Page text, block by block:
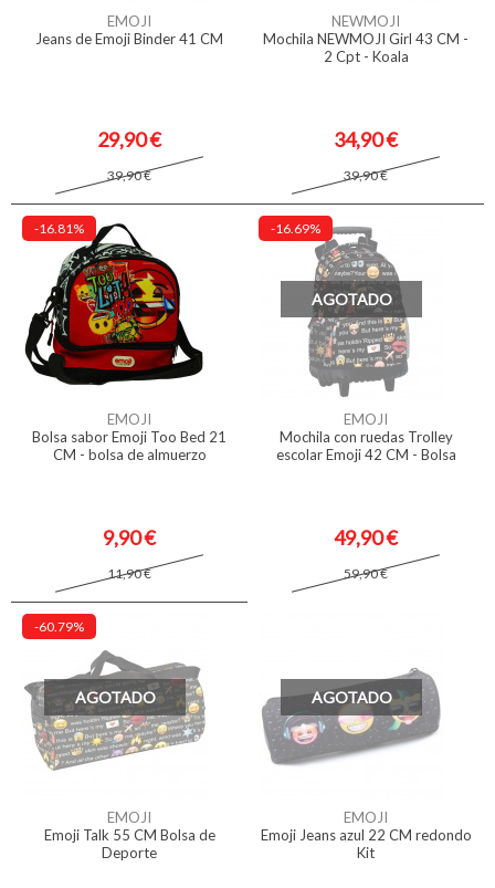
EMOJI
Jeans de Emoji Binder 41 CM
29,90 €
39,90 €
NEWMOJI
Mochila NEWMOJI Girl 43 CM -
2 Cpt - Koala
34,90 €
39,90 €
-16.81%
EMOJI
Bolsa sabor Emoji Too Bed 21
CM - bolsa de almuerzo
9,90 €
11,90 €
-16.69%
AGOTADO
EMOJI
Mochila con ruedas Trolley
escolar Emoji 42 CM - Bolsa
49,90 €
59,90 €
-60.79%
AGOTADO
EMOJI
Emoji Talk 55 CM Bolsa de
Deporte
AGOTADO
EMOJI
Emoji Jeans azul 22 CM redondo
Kit